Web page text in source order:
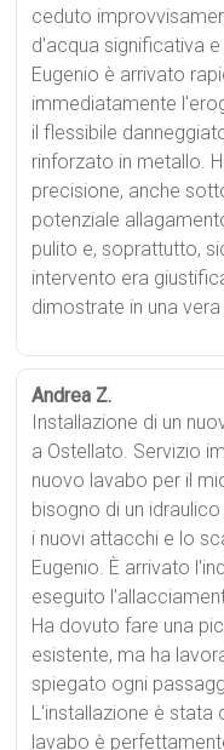
ceduto
d'acqua significativa
Eugenio è arrivato
immediatamente
il flessibile
rinforzato in metallo.
precisione, anche
potenziale
pulito e, soprattutto,
intervento era
dimostrate in una vera
Andrea Z.
Installazione di un
a Ostellato. Servizio
nuovo lavabo per il
bisogno di un
i nuovi attacchi e lo
Eugenio. È arrivato
eseguito
Ha dovuto fare una
esistente, ma ha
spiegato ogni
L'installazione è stata
lavabo è